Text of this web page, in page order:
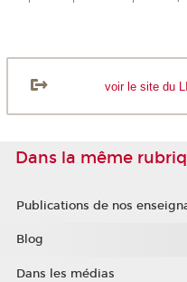
voir le site du
Dans la même
Publications de nos
Blog
Dans les médias